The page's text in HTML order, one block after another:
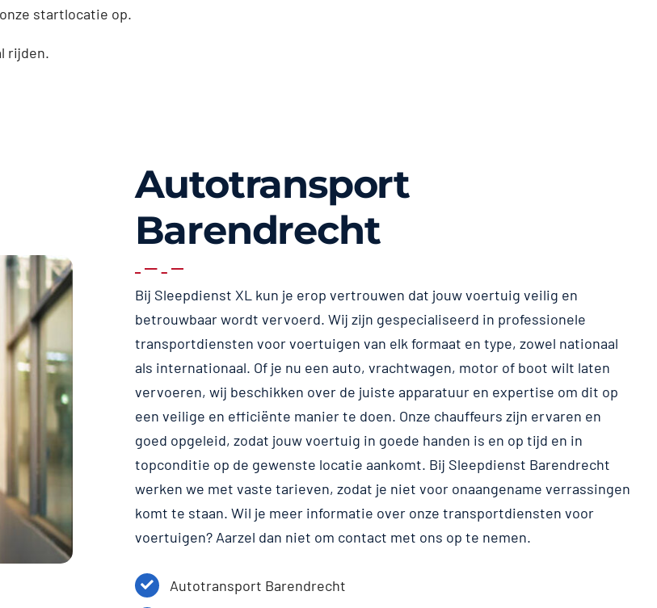
startlocatie op.
rijden.
Autotransport
Barendrecht
Bij Sleepdienst XL kun je erop vertrouwen dat jouw voertuig veilig en
betrouwbaar wordt vervoerd. Wij zijn gespecialiseerd in professionele
transportdiensten voor voertuigen van elk formaat en type, zowel nationaal
als internationaal. Of je nu een auto, vrachtwagen, motor of boot wilt laten
vervoeren, wij beschikken over de juiste apparatuur en expertise om dit op
een veilige en efficiënte manier te doen. Onze chauffeurs zijn ervaren en
goed opgeleid, zodat jouw voertuig in goede handen is en op tijd en in
topconditie op de gewenste locatie aankomt. Bij Sleepdienst Barendrecht
werken we met vaste tarieven, zodat je niet voor onaangename verrassingen
komt te staan. Wil je meer informatie over onze transportdiensten voor
voertuigen? Aarzel dan niet om contact met ons op te nemen.
Autotransport Barendrecht